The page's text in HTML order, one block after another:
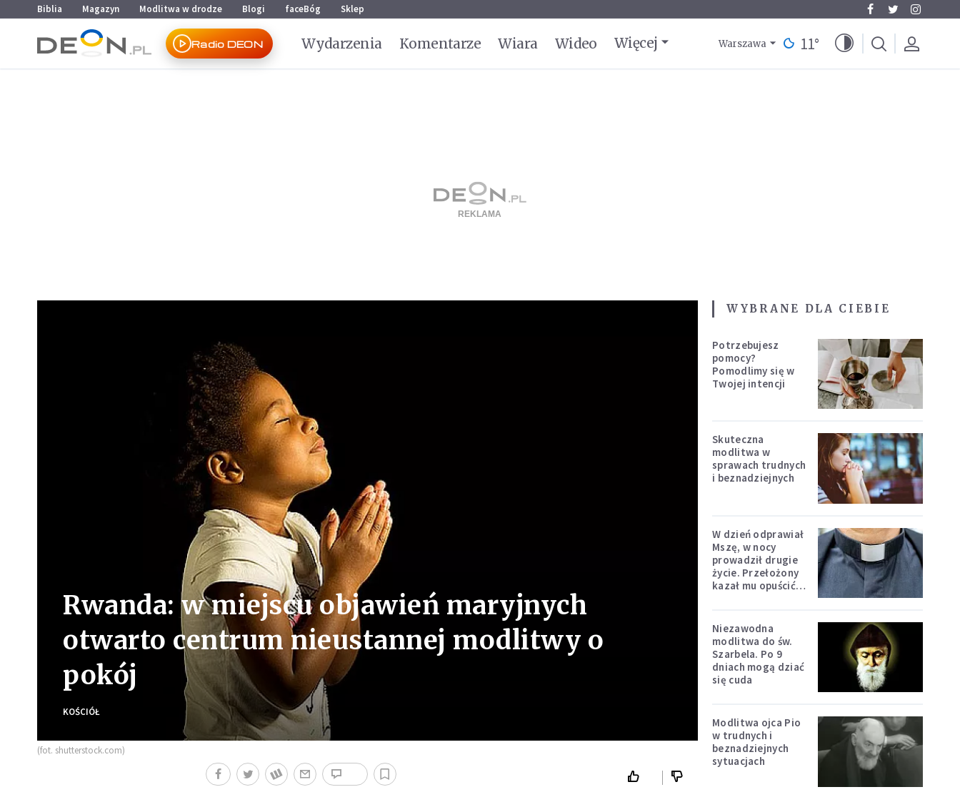
Przejdź do menu głównego
Przejdź do treści
Biblia Magazyn Modlitwa w drodze Blogi faceBóg Sklep
Radio DEON Wydarzenia Komentarze Wiara Wideo Więcej Warszawa 11°
Rwanda: w miejscu objawień maryjnych
otwarto centrum nieustannej modlitwy o
pokój
KOŚCIÓŁ
(fot. shutterstock.com)
WYBRANE DLA CIEBIE
Potrzebujesz
pomocy?
Pomodlimy się w
Twojej intencji
Skuteczna
modlitwa w
sprawach trudnych
i beznadziejnych
W dzień odprawiał
Mszę, w nocy
prowadził drugie
życie. Przełożony
kazał mu opuścić
Niezawodna
modlitwa do św.
Szarbela. Po 9
dniach mogą dziać
się cuda
Modlitwa ojca Pio
w trudnych i
beznadziejnych
sytuacjach